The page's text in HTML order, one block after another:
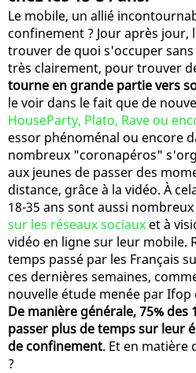
Le mobile, un allié
confinement ? Jour après jour,
trouver de quoi s'occuper sans
très clairement, pour trouver
tourne en grande partie vers
le voir dans le fait que de
HouseParty, Plato, Rave ou
essor phénoménal ou encore
nombreux "coronapéros"
aux jeunes de passer des
distance, grâce à la vidéo. À
18-35 ans sont aussi
sur les réseaux sociaux et à
vidéo en ligne sur leur mobile.
temps passé par les Français
ces dernières semaines,
nouvelle étude menée par Ifop
De manière générale, 75% des
passer plus de temps sur leur
de confinement. Et en matière
?